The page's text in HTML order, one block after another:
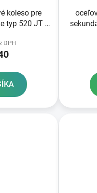
koleso pre
typ 520 JT -
DPH